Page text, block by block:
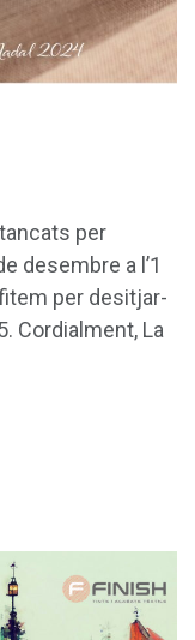
per
desembre a l’1
per desitjar-
Cordialment, La